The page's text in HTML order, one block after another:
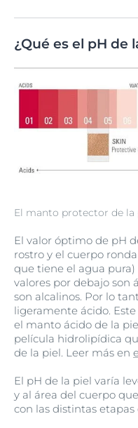
¿Qué es el pH de
El manto protector de la
El valor óptimo de pH
rostro y el cuerpo
que tiene el agua pura)
valores por debajo son
son alcalinos. Por lo
ligeramente ácido.
el manto ácido de la
película hidrolipídica
de la piel. Leer más en
El pH de la piel varía
y al área del cuerpo
con las distintas etapas